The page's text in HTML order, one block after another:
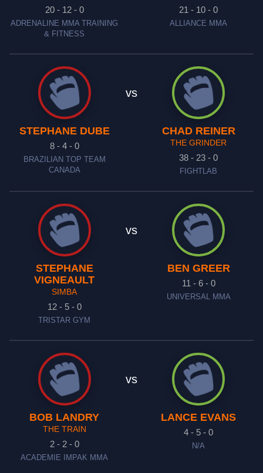
20 - 12 - 0
ADRENALINE MMA TRAINING
& FITNESS
21 - 10 - 0
ALLIANCE MMA
STEPHANE DUBE
8 - 4 - 0
BRAZILIAN TOP TEAM
CANADA
vs
CHAD REINER
THE GRINDER
38 - 23 - 0
FIGHTLAB
STEPHANE
VIGNEAULT
SIMBA
12 - 5 - 0
TRISTAR GYM
vs
BEN GREER
11 - 6 - 0
UNIVERSAL MMA
BOB LANDRY
THE TRAIN
2 - 2 - 0
ACADEMIE IMPAK MMA
vs
LANCE EVANS
4 - 5 - 0
N/A